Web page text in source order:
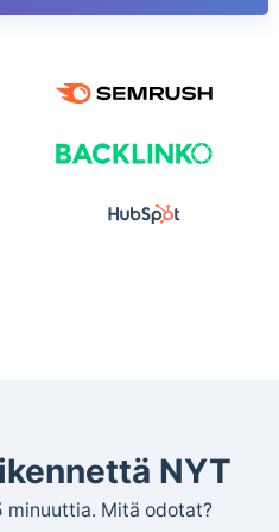
NYT
minuuttia. Mitä odotat?